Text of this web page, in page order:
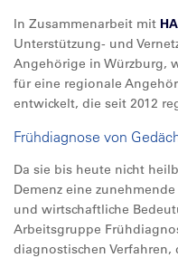
In Zusammenarbeit mit
Unterstützung- und
Angehörige in Würzburg,
für eine regionale
entwickelt, die seit 2012
Frühdiagnose von
Da sie bis heute nicht
Demenz eine
und wirtschaftliche
Arbeitsgruppe
diagnostischen